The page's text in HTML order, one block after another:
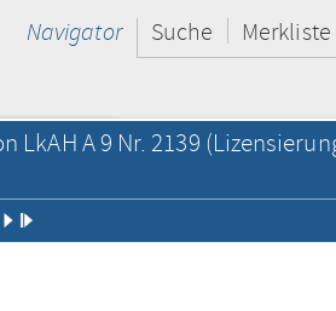
Navigator Suche Merkliste
LkAH A 9 Nr. 2139